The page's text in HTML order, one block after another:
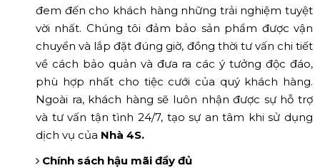
đem đến cho khách hàng những trải nghiệm tuyệt
vời nhất. Chúng tôi đảm bảo sản phẩm được vận
chuyển và lắp đặt đúng giờ, đồng thời tư vấn chi tiết
về cách bảo quản và đưa ra các ý tưởng độc đáo,
phù hợp nhất cho tiệc cưới của quý khách hàng.
Ngoài ra, khách hàng sẽ luôn nhận được sự hỗ trợ
và tư vấn tận tình 24/7, tạo sự an tâm khi sử dụng
dịch vụ của Nhà 4S.
Chính sách hậu mãi đầy đủ